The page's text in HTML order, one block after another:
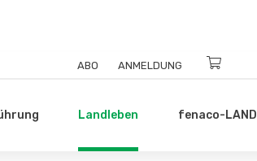
ABO ANMELDUNG
Landleben fenaco-LANDI